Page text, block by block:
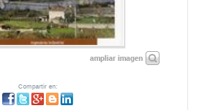
ampliar imagen
Compartir en: